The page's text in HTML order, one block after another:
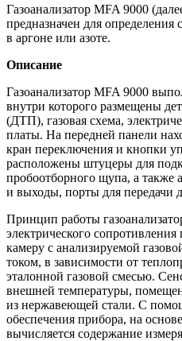
Газоанализатор MFA 9000
предназначен для определения
в аргоне или азоте.
Описание
Газоанализатор MFA 9000
внутри которого размещены
(ДТП), газовая схема,
платы. На передней панели
кран переключения и кнопки
расположены штуцеры для
пробоотборного щупа, а
и выходы, порты для передачи
Принцип работы
электрического
камеру с анализируемой
током, в зависимости от
эталонной газовой смесью.
внешней температуры,
из нержавеющей стали. С
обеспечения прибора, на
вычисляется содержание